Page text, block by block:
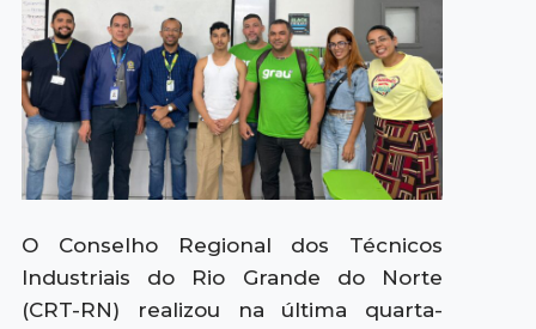
O Conselho Regional dos Técnicos
Industriais do Rio Grande do Norte
(CRT-RN) realizou na última quarta-